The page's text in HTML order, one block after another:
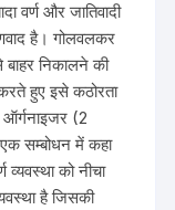
वर्ण और जातिवादी
है। गोलवलकर
निकालने की
हुए इसे कठोरता
(2
सम्बोधन में कहा
को नीचा
है जिसकी